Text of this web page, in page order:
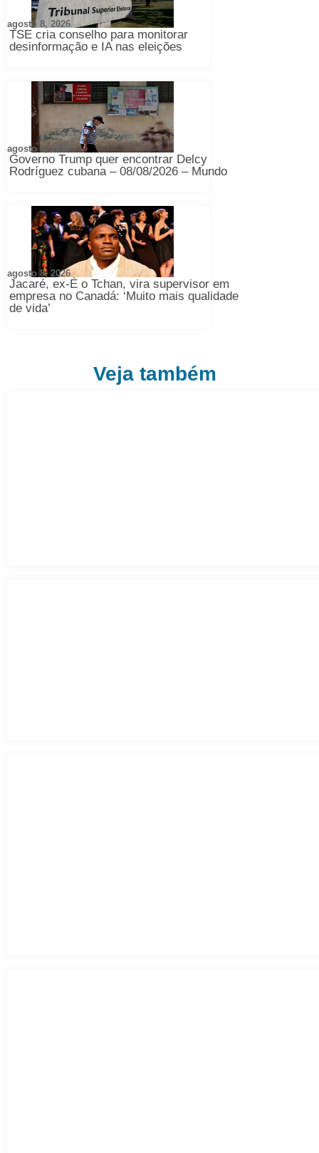
TSE cria conselho para monitorar
desinformação e IA nas eleições
agosto 8, 2026
Governo Trump quer encontrar Delcy
Rodríguez cubana – 08/08/2026 – Mundo
agosto 8, 2026
Jacaré, ex-É o Tchan, vira supervisor em
empresa no Canadá: ‘Muito mais qualidade
de vida’
agosto 8, 2026
Veja também